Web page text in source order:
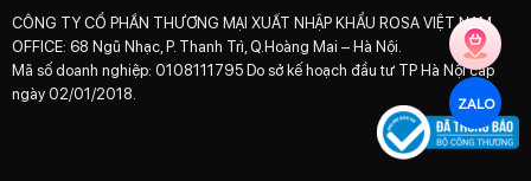
ZALO
CÔNG TY CỔ PHẦN THƯƠNG MẠI XUẤT NHẬP KHẨU ROSA VIỆT NAM
OFFICE: 68 Ngũ Nhạc, P. Thanh Trì, Q.Hoàng Mai – Hà Nội.
Mã số doanh nghiệp: 0108111795 Do sở kế hoạch đầu tư TP Hà Nội cấp
ngày 02/01/2018.